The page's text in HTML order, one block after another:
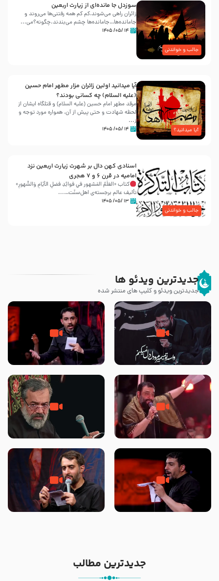
جالب و خواندنی
سوزدل جا مانده‌ای از زیارت اربعین
زائران راهی می‌شوند،کم‌ کم همه رفتنی‌ها می‌روند و
جامانده‌ها…جامانده‌ها چشم می‌بندند.چگونه؟می‌...
۱۴ /۰۵/ ۱۴۰۵
آیا میدانید؟
آیا میدانید اولین زائران مزار مطهر امام حسین
(علیه السلام) چه کسانی بودند؟
مرقد مطهر امام حسین (علیه السلام) و قتلگاه ایشان از
لحظه شهادت و حتی پیش از آن، همواره مورد توجه و
ز...
۱۴ /۰۵/ ۱۴۰۵
جالب و خواندنی
اسنادی کهن دال بر شهرت زیارت اربعین نزد
امامیه در قرن ۶ و ۷ هجری
کتاب «العَلَمُ المَشهور في فَوائِدِ فَضلِ الأيّامِ وَالشُّهورِ»
تألیف عالم برجسته‌ی اهل‌سنّت…...
۱۳ /۰۵/ ۱۴۰۵
جدیدترین ویدئو ها
جدیدترین ویدئو و کلیپ های منتشر شده
مصداق کربلا – حاج حسین سیب
سرخی
شور ، حسینا! به‌ حق زهرا «أُنْظُرْ
إِلَینا» – عزاداری شب هفتم ماه
جانا جانا ابی عبدالله – کربلایی جواد
مقدم – شب هشتم محرم 1448 –
مادر منم مثل تو خمیدم – حاج
محمود کریمی – شهادت حضرت
هیئت رایة العباس علیه السلام
تک ، عبّاس، صاحب دل‌هاست –
حاج حنیف طاهری – عزاداری شب
من غلام نوکراتم من عاشق کربلاتم
– شور زمینه – شب هفتم – محرم
جدیدترین مطالب